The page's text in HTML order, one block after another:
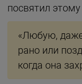
посвятил
«Любую,
рано или
когда она